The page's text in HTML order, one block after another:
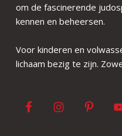
om de fascinerende
kennen en beheersen.
Voor kinderen en
lichaam bezig te zijn.